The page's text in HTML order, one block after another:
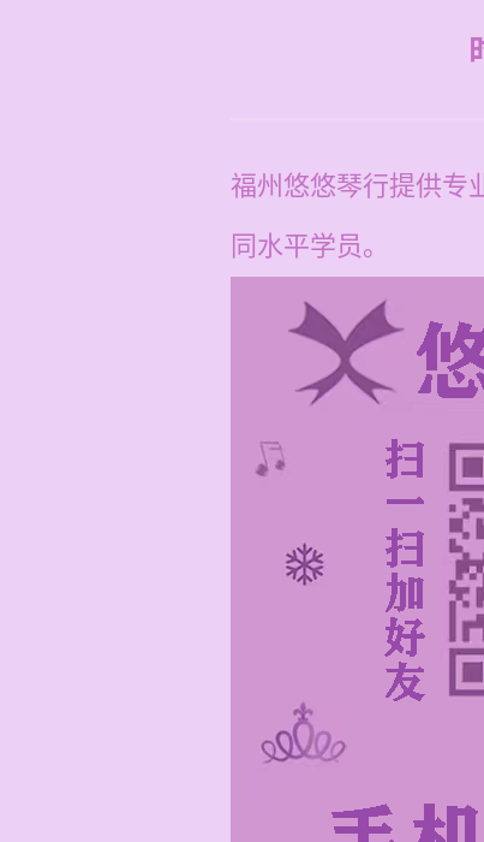
福州悠悠琴行提供专
同水平学员。